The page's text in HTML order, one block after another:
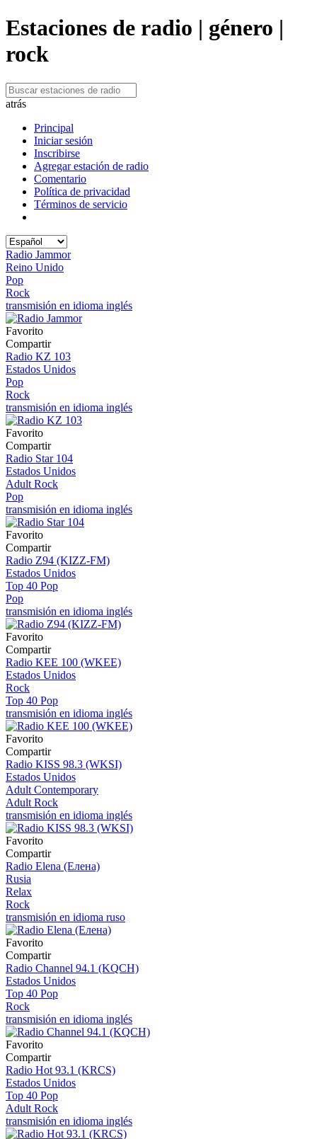
Estaciones de radio | género |
rock
atrás
Principal
Iniciar sesión
Inscribirse
Agregar estación de radio
Comentario
Política de privacidad
Términos de servicio
Radio Jammor
Reino Unido
Pop
Rock
transmisión en idioma inglés
Favorito
Compartir
Radio KZ 103
Estados Unidos
Pop
Rock
transmisión en idioma inglés
Favorito
Compartir
Radio Star 104
Estados Unidos
Adult Rock
Pop
transmisión en idioma inglés
Favorito
Compartir
Radio Z94 (KIZZ-FM)
Estados Unidos
Top 40 Pop
Pop
transmisión en idioma inglés
Favorito
Compartir
Radio KEE 100 (WKEE)
Estados Unidos
Rock
Top 40 Pop
transmisión en idioma inglés
Favorito
Compartir
Radio KISS 98.3 (WKSI)
Estados Unidos
Adult Contemporary
Adult Rock
transmisión en idioma inglés
Favorito
Compartir
Radio Elena (Елена)
Rusia
Relax
Rock
transmisión en idioma ruso
Favorito
Compartir
Radio Channel 94.1 (KQCH)
Estados Unidos
Top 40 Pop
Rock
transmisión en idioma inglés
Favorito
Compartir
Radio Hot 93.1 (KRCS)
Estados Unidos
Top 40 Pop
Adult Rock
transmisión en idioma inglés